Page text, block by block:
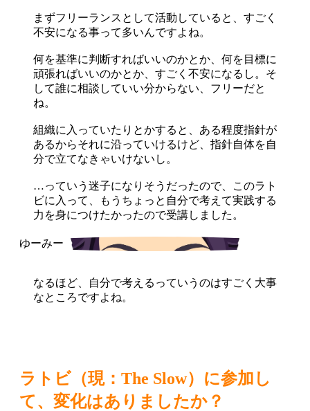
まずフリーランスとして活動していると、すごく
不安になる事って多いんですよね。
何を基準に判断すればいいのかとか、何を目標に
頑張ればいいのかとか、すごく不安になるし。そ
して誰に相談していい分からない、フリーだと
ね。
組織に入っていたりとかすると、ある程度指針が
あるからそれに沿っていけるけど、指針自体を自
分で立てなきゃいけないし。
…っていう迷子になりそうだったので、このラト
ビに入って、もうちょっと自分で考えて実践する
力を身につけたかったので受講しました。
なるほど、自分で考えるっていうのはすごく大事
なところですよね。
ラトビ（現：The Slow）に参加し
て、変化はありましたか？